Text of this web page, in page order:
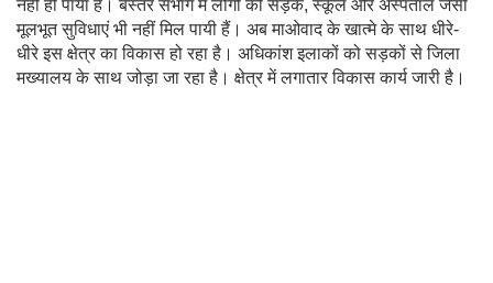
नहीं हो पाया है। बस्तर संभाग में लोगों को सड़क, स्कूल और अस्पताल जैसी
मूलभूत सुविधाएं भी नहीं मिल पायी हैं। अब माओवाद के खात्मे के साथ धीरे-
धीरे इस क्षेत्र का विकास हो रहा है। अधिकांश इलाकों को सड़कों से जिला
मख्यालय के साथ जोड़ा जा रहा है। क्षेत्र में लगातार विकास कार्य जारी है।